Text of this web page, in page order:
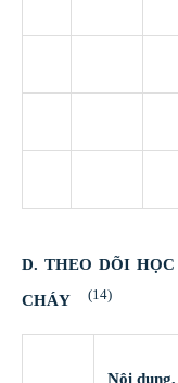
D. THEO DÕI
CHÁY (14)
Nội dung,